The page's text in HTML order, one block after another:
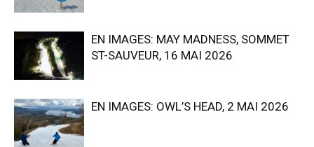
EN IMAGES: MAY MADNESS, SOMMET
ST-SAUVEUR, 16 MAI 2026
EN IMAGES: OWL’S HEAD, 2 MAI 2026